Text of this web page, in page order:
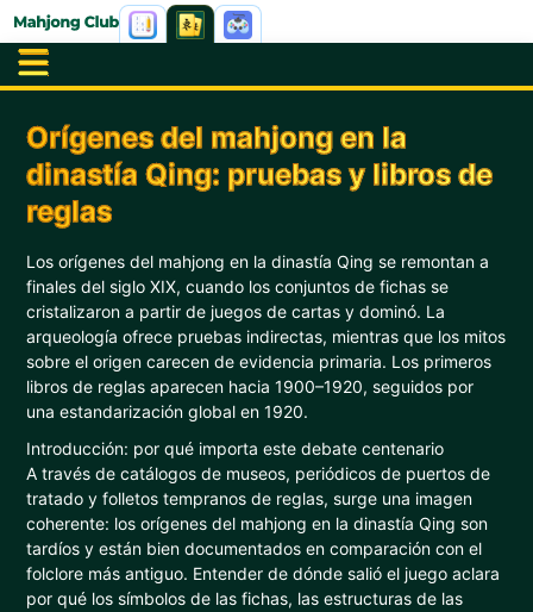
Orígenes del mahjong en la
dinastía Qing: pruebas y libros de
reglas
Los orígenes del mahjong en la dinastía Qing se remontan a
finales del siglo XIX, cuando los conjuntos de fichas se
cristalizaron a partir de juegos de cartas y dominó. La
arqueología ofrece pruebas indirectas, mientras que los mitos
sobre el origen carecen de evidencia primaria. Los primeros
libros de reglas aparecen hacia 1900–1920, seguidos por
una estandarización global en 1920.
Introducción: por qué importa este debate centenario
A través de catálogos de museos, periódicos de puertos de
tratado y folletos tempranos de reglas, surge una imagen
coherente: los orígenes del mahjong en la dinastía Qing son
tardíos y están bien documentados en comparación con el
folclore más antiguo. Entender de dónde salió el juego aclara
por qué los símbolos de las fichas, las estructuras de las